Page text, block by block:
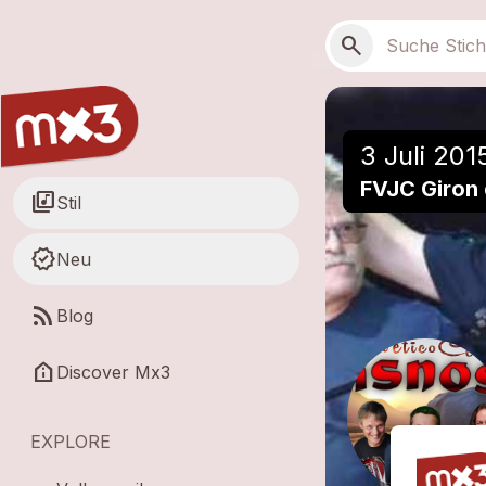
Suchen
search
library_musicStil
new_releasesNeu
rss_feed Blog
help_clinic Discover Mx3
EXPLORE
3 Juli
FVJC